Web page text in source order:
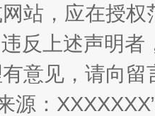
站，应在授
反上述声明
意见，请向
源：